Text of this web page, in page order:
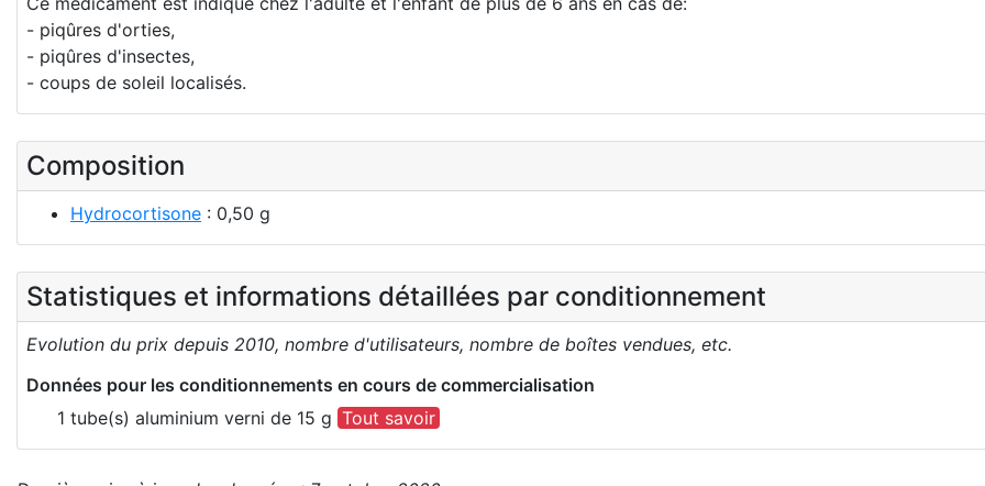
- piqûres d'orties,
- piqûres d'insectes,
- coups de soleil localisés.
Composition
Hydrocortisone : 0,50 g
Statistiques et informations détaillées par conditionnement
Evolution du prix depuis 2010, nombre d'utilisateurs, nombre de boîtes vendues, etc.
Données pour les conditionnements en cours de commercialisation
1 tube(s) aluminium verni de 15 g Tout savoir